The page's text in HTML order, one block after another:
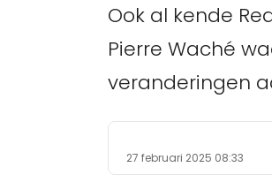
Ook al kende
Pierre Waché
veranderingen
27 februari 2025 08:33